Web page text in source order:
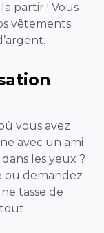
partir ! Vous
vêtements
vous avez
avec un ami
les yeux ?
ou demandez
tasse de
tout